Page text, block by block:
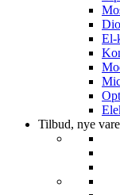
El-
Tilbud, nye